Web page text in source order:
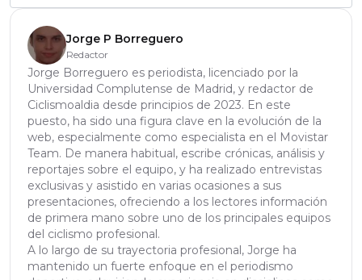
Jorge P Borreguero
Redactor
Jorge Borreguero es periodista, licenciado por la
Universidad Complutense de Madrid, y redactor de
Ciclismoaldia desde principios de 2023. En este
puesto, ha sido una figura clave en la evolución de la
web, especialmente como especialista en el Movistar
Team. De manera habitual, escribe crónicas, análisis y
reportajes sobre el equipo, y ha realizado entrevistas
exclusivas y asistido en varias ocasiones a sus
presentaciones, ofreciendo a los lectores información
de primera mano sobre uno de los principales equipos
del ciclismo profesional.
A lo largo de su trayectoria profesional, Jorge ha
mantenido un fuerte enfoque en el periodismo